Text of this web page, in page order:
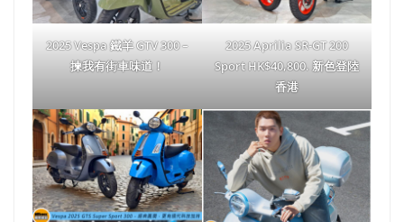
2025 Vespa 鐵羊 GTV 300 –
揀我有街車味道！
2025 Aprilia SR-GT 200
Sport HK$40,800. 新色登陸
香港